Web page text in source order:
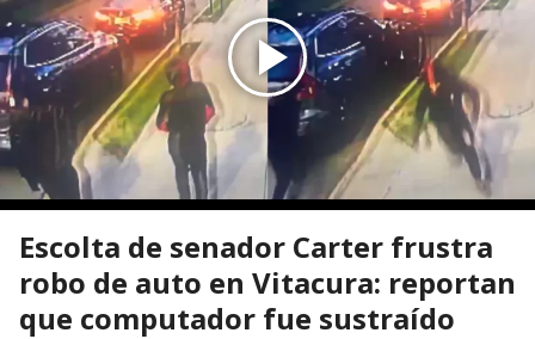
Escolta de senador Carter frustra
robo de auto en Vitacura: reportan
que computador fue sustraído